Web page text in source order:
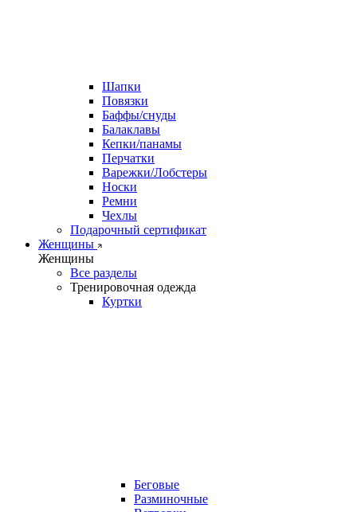
Шапки
Повязки
Баффы/снуды
Балаклавы
Кепки/панамы
Перчатки
Варежки/Лобстеры
Носки
Ремни
Чехлы
Подарочный сертификат
Женщины
Женщины
Все разделы
Тренировочная одежда
Куртки
Беговые
Разминочные